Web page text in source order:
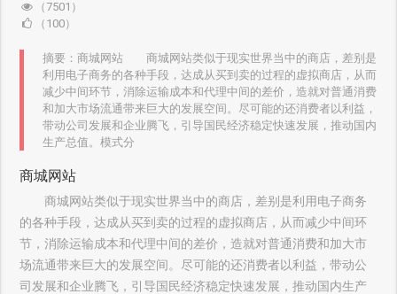
（7501）
（100）
摘要：商城网站 商城网站类似于现实世界当中的商店，差别是
利用电子商务的各种手段，达成从买到卖的过程的虚拟商店，从而
减少中间环节，消除运输成本和代理中间的差价，造就对普通消费
和加大市场流通带来巨大的发展空间。尽可能的还消费者以利益，
带动公司发展和企业腾飞，引导国民经济稳定快速发展，推动国内
生产总值。模式分
商城网站
商城网站类似于现实世界当中的商店，差别是利用电子商务
的各种手段，达成从买到卖的过程的虚拟商店，从而减少中间环
节，消除运输成本和代理中间的差价，造就对普通消费和加大市
场流通带来巨大的发展空间。尽可能的还消费者以利益，带动公
司发展和企业腾飞，引导国民经济稳定快速发展，推动国内生产